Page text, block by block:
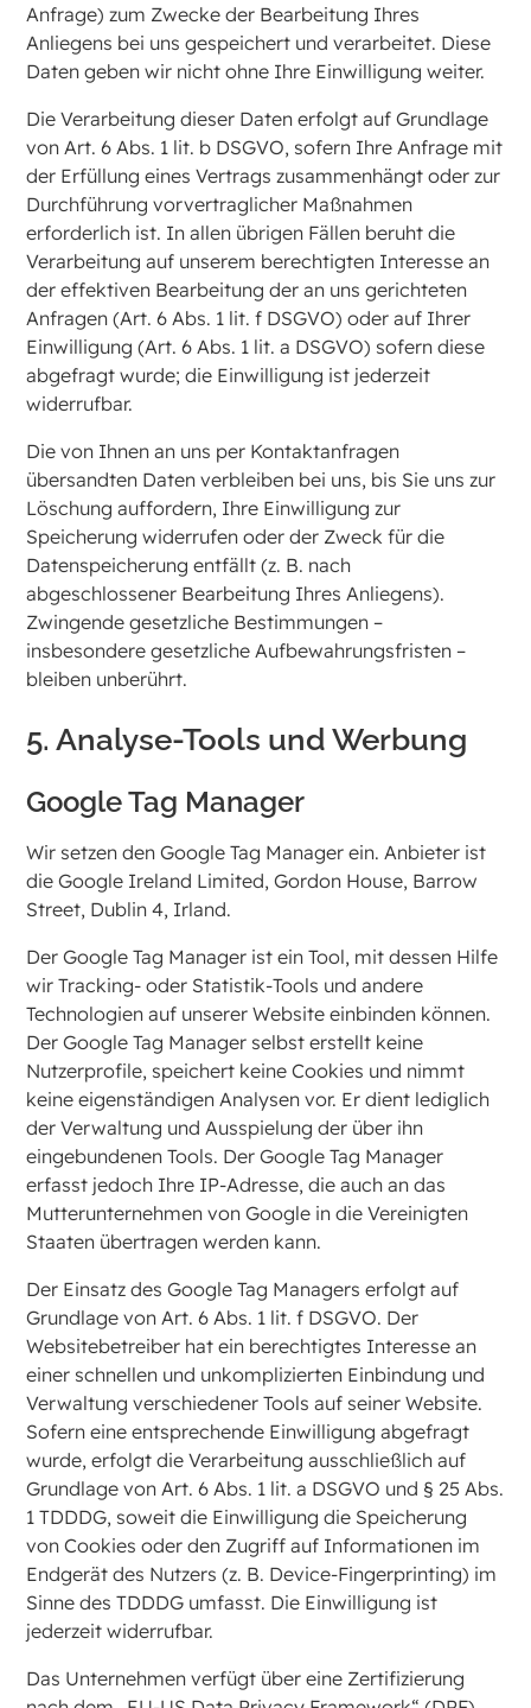
Anfrage) zum Zwecke der Bearbeitung Ihres
Anliegens bei uns gespeichert und verarbeitet. Diese
Daten geben wir nicht ohne Ihre Einwilligung weiter.
Die Verarbeitung dieser Daten erfolgt auf Grundlage
von Art. 6 Abs. 1 lit. b DSGVO, sofern Ihre Anfrage mit
der Erfüllung eines Vertrags zusammenhängt oder zur
Durchführung vorvertraglicher Maßnahmen
erforderlich ist. In allen übrigen Fällen beruht die
Verarbeitung auf unserem berechtigten Interesse an
der effektiven Bearbeitung der an uns gerichteten
Anfragen (Art. 6 Abs. 1 lit. f DSGVO) oder auf Ihrer
Einwilligung (Art. 6 Abs. 1 lit. a DSGVO) sofern diese
abgefragt wurde; die Einwilligung ist jederzeit
widerrufbar.
Die von Ihnen an uns per Kontaktanfragen
übersandten Daten verbleiben bei uns, bis Sie uns zur
Löschung auffordern, Ihre Einwilligung zur
Speicherung widerrufen oder der Zweck für die
Datenspeicherung entfällt (z. B. nach
abgeschlossener Bearbeitung Ihres Anliegens).
Zwingende gesetzliche Bestimmungen –
insbesondere gesetzliche Aufbewahrungsfristen –
bleiben unberührt.
5. Analyse-Tools und Werbung
Google Tag Manager
Wir setzen den Google Tag Manager ein. Anbieter ist
die Google Ireland Limited, Gordon House, Barrow
Street, Dublin 4, Irland.
Der Google Tag Manager ist ein Tool, mit dessen Hilfe
wir Tracking- oder Statistik-Tools und andere
Technologien auf unserer Website einbinden können.
Der Google Tag Manager selbst erstellt keine
Nutzerprofile, speichert keine Cookies und nimmt
keine eigenständigen Analysen vor. Er dient lediglich
der Verwaltung und Ausspielung der über ihn
eingebundenen Tools. Der Google Tag Manager
erfasst jedoch Ihre IP-Adresse, die auch an das
Mutterunternehmen von Google in die Vereinigten
Staaten übertragen werden kann.
Der Einsatz des Google Tag Managers erfolgt auf
Grundlage von Art. 6 Abs. 1 lit. f DSGVO. Der
Websitebetreiber hat ein berechtigtes Interesse an
einer schnellen und unkomplizierten Einbindung und
Verwaltung verschiedener Tools auf seiner Website.
Sofern eine entsprechende Einwilligung abgefragt
wurde, erfolgt die Verarbeitung ausschließlich auf
Grundlage von Art. 6 Abs. 1 lit. a DSGVO und § 25 Abs.
1 TDDDG, soweit die Einwilligung die Speicherung
von Cookies oder den Zugriff auf Informationen im
Endgerät des Nutzers (z. B. Device-Fingerprinting) im
Sinne des TDDDG umfasst. Die Einwilligung ist
jederzeit widerrufbar.
Das Unternehmen verfügt über eine Zertifizierung